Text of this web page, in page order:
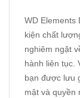
WD Elements
kiện chất
nghiêm ngặt
hành liên tục.
bạn được lưu
mật và quyền